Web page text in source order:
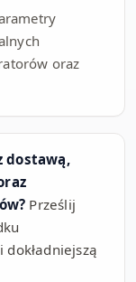
oraz
dostawą,
Prześlij